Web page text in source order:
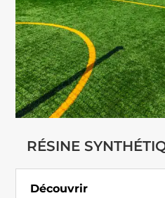
RÉSINE
Découvrir